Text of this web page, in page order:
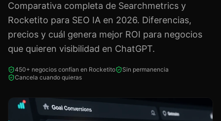
Comparativa completa de Searchmetrics y
Rocketito para SEO IA en 2026. Diferencias,
precios y cuál genera mejor ROI para negocios
que quieren visibilidad en ChatGPT.
450+ negocios confían en Rocketito
Sin permanencia
Cancela cuando quieras